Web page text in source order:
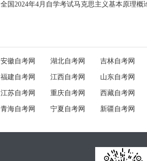
全国2024年4月自学考试马克思主义基本原理概
安徽自考网 湖北自考网 吉林自考网
福建自考网 江西自考网 山东自考网
江苏自考网 重庆自考网 西藏自考网
青海自考网 宁夏自考网 新疆自考网